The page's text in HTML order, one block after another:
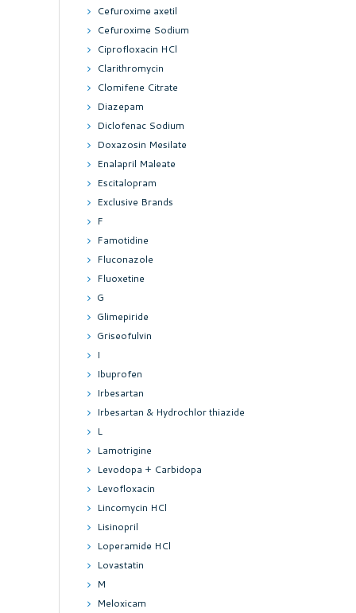
Cefuroxime axetil
Cefuroxime Sodium
Ciprofloxacin HCl
Clarithromycin
Clomifene Citrate
Diazepam
Diclofenac Sodium
Doxazosin Mesilate
Enalapril Maleate
Escitalopram
Exclusive Brands
F
Famotidine
Fluconazole
Fluoxetine
G
Glimepiride
Griseofulvin
I
Ibuprofen
Irbesartan
Irbesartan & Hydrochlor thiazide
L
Lamotrigine
Levodopa + Carbidopa
Levofloxacin
Lincomycin HCl
Lisinopril
Loperamide HCl
Lovastatin
M
Meloxicam